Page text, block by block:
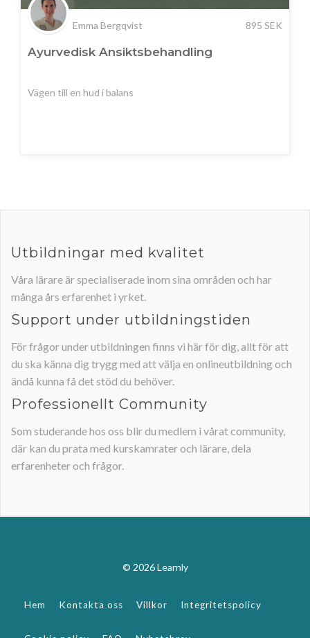
Emma Bergqvist 895 SEK
Ayurvedisk Ansiktsbehandling
Vägen till en hud i balans
Utbildningar med kvalitet
Våra lärare är specialiserade inom sina områden och har
många års erfarenhet i yrket.
Support under utbildningstiden
För frågor under utbildningen finns vi här för dig, allt för att
du ska känna dig trygg med att välja en onlineutbildning och
ändå kunna få det stöd du behöver.
Professionellt Community
Som studerande hos oss blir du medlem i vårat community,
där kan du prata med kurskamrater och lärare, dela
erfarenheter och frågor.
© 2026 Learnly
Hem Kontakta oss Villkor Integritetspolicy